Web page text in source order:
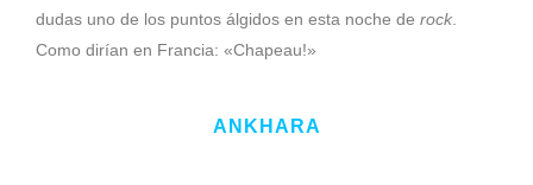
dudas uno de los puntos álgidos en esta noche de rock.
Como dirían en Francia: «Chapeau!»
ANKHARA